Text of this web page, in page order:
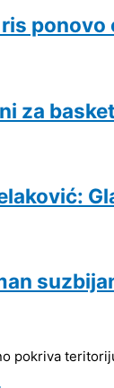
za basket
pokriva